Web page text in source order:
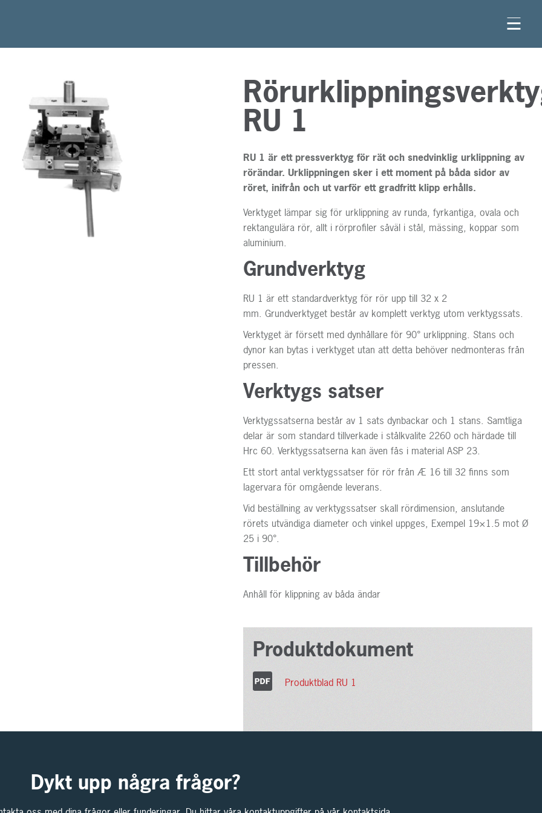
RU 1
RU 1 är ett pressverktyg för rät och snedvinklig urklippning av
rörändar. Urklippningen sker i ett moment på båda sidor av
röret, inifrån och ut varför ett gradfritt klipp erhålls.
Verktyget lämpar sig för urklippning av runda, fyrkantiga, ovala och
rektangulära rör, allt i rörprofiler såväl i stål, mässing, koppar som
aluminium.
Grundverktyg
RU 1 är ett standardverktyg för rör upp till 32 x 2
mm. Grundverktyget består av komplett verktyg utom verktygssats.
Verktyget är försett med dynhållare för 90° urklippning. Stans och
dynor kan bytas i verktyget utan att detta behöver nedmonteras från
pressen.
Verktygs satser
Verktygssatserna består av 1 sats dynbackar och 1 stans. Samtliga
delar är som standard tillverkade i stålkvalite 2260 och härdade till
Hrc 60. Verktygssatserna kan även fås i material ASP 23.
Ett stort antal verktygssatser för rör frånÆ 16 till 32 finns som
lagervara för omgående leverans.
Vid beställning av verktygssatser skall rördimension, anslutande
rörets utvändiga diameter och vinkel uppges, Exempel 19×1.5 motØ
25 i 90°.
Tillbehör
Anhåll för klippning av båda ändar
Produktdokument
Produktblad RU 1
Dykt upp några frågor?